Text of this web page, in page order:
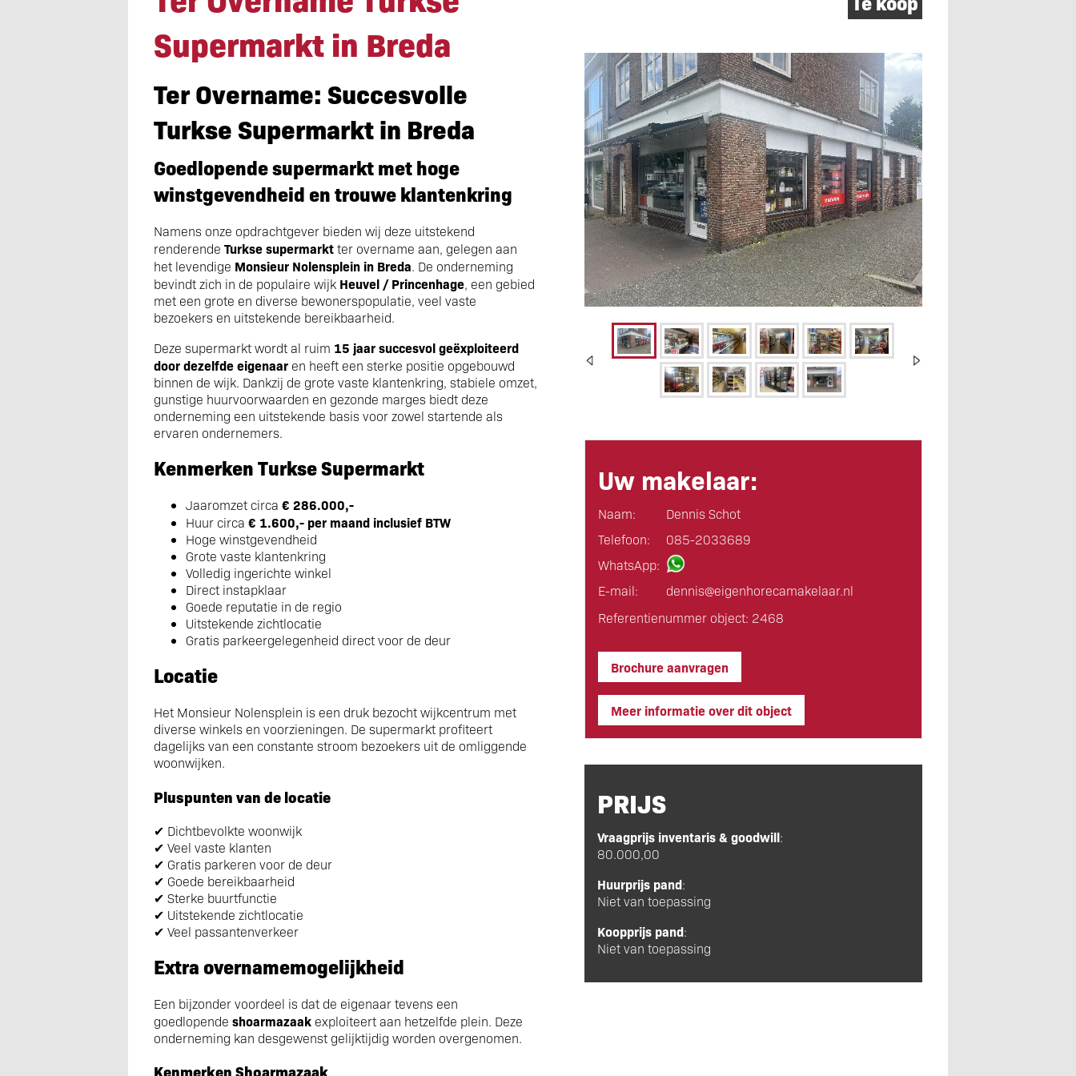
Supermarkt in Breda
Ter Overname: Succesvolle
Turkse Supermarkt in Breda
Goedlopende supermarkt met hoge
winstgevendheid en trouwe klantenkring
Namens onze opdrachtgever bieden wij deze uitstekend
renderende Turkse supermarktter overname aan, gelegen aan
het levendige Monsieur Nolensplein in Breda. De onderneming
bevindt zich in de populaire wijk Heuvel / Princenhage, een gebied
met een grote en diverse bewonerspopulatie, veel vaste
bezoekers en uitstekende bereikbaarheid.
Deze supermarkt wordt al ruim 15 jaar succesvol geëxploiteerd
door dezelfde eigenaar en heeft een sterke positie opgebouwd
binnen de wijk. Dankzij de grote vaste klantenkring, stabiele omzet,
gunstige huurvoorwaarden en gezonde marges biedt deze
onderneming een uitstekende basis voor zowel startende als
ervaren ondernemers.
Kenmerken Turkse Supermarkt
Jaaromzet circa € 286.000,-
Huur circa € 1.600,- per maand inclusief BTW
Hoge winstgevendheid
Grote vaste klantenkring
Volledig ingerichte winkel
Direct instapklaar
Goede reputatie in de regio
Uitstekende zichtlocatie
Gratis parkeergelegenheid direct voor de deur
Locatie
Het Monsieur Nolensplein is een druk bezocht wijkcentrum met
diverse winkels en voorzieningen. De supermarkt profiteert
dagelijks van een constante stroom bezoekers uit de omliggende
woonwijken.
Pluspunten van de locatie
✔ Dichtbevolkte woonwijk
✔ Veel vaste klanten
✔ Gratis parkeren voor de deur
✔ Goede bereikbaarheid
✔ Sterke buurtfunctie
✔ Uitstekende zichtlocatie
✔ Veel passantenverkeer
Extra overnamemogelijkheid
Een bijzonder voordeel is dat de eigenaar tevens een
goedlopende shoarmazaak exploiteert aan hetzelfde plein. Deze
onderneming kan desgewenst gelijktijdig worden overgenomen.
Kenmerken Shoarmazaak
Uw makelaar:
Naam:
Dennis Schot
Telefoon:
085-2033689
WhatsApp:
E-mail:
dennis@eigen­horeca­makelaar.nl
Referentienummer object: 2468
Brochure aanvragen
Meer informatie over dit object
PRIJS
Vraagprijs inventaris & goodwill:
80.000,00
Huurprijs pand:
Niet van toepassing
Koopprijs pand:
Niet van toepassing